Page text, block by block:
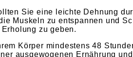
Sie eine leichte Dehnung
Muskeln zu entspannen und
Erholung zu geben.
Körper mindestens 48
ausgewogenen Ernährung